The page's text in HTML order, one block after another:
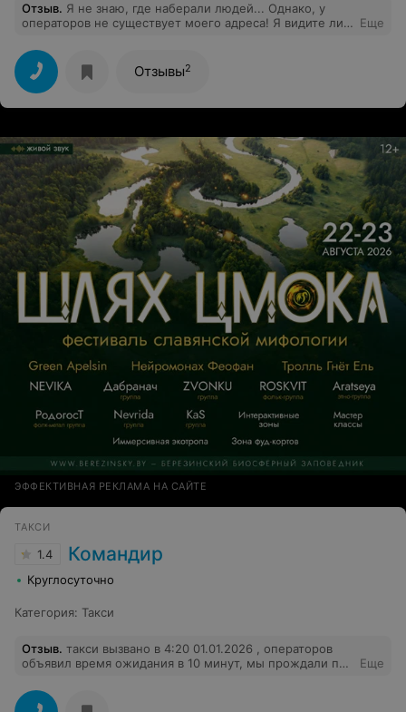
Отзыв. Я не знаю, где наберали людей... Однако, у
операторов не существует моего адреса! Я видите ли,
Еще
Отзывы2
ЭФФЕКТИВНАЯ РЕКЛАМА НА САЙТЕ
ТАКСИ
1.4 Командир
Круглосуточно
Категория: Такси
Отзыв. такси вызвано в 4:20 01.01.2026 , операторов
объявил время ожидания в 10 минут, мы прождали пол
сторону дома нам позвонил водитель, за поездку взял
10 белорусских рублей, в машине воняло газом и
Еще